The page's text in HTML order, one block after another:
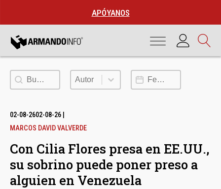
APÓYANOS
Buscar Autor
Autor Fecha de publicación
02-08-2602-08-26
MARCOS DAVID VALVERDE
Con Cilia Flores presa en EE.UU.,
su sobrino puede poner preso a
alguien en Venezuela